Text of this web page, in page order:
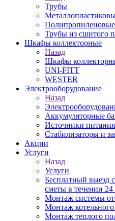
Трубы
Трубы из сшитого
Шкафы коллекторные
Назад
Шкафы
UNI-FITT
WESTER
Электрооборудование
Назад
Аккумуляторные
Источники питания
Стабилизаторы и
Акции
Услуги
Назад
Услуги
Бесплатный выезд
сметы в течении 24
Монтаж системы
Монтаж
Монтаж теплого